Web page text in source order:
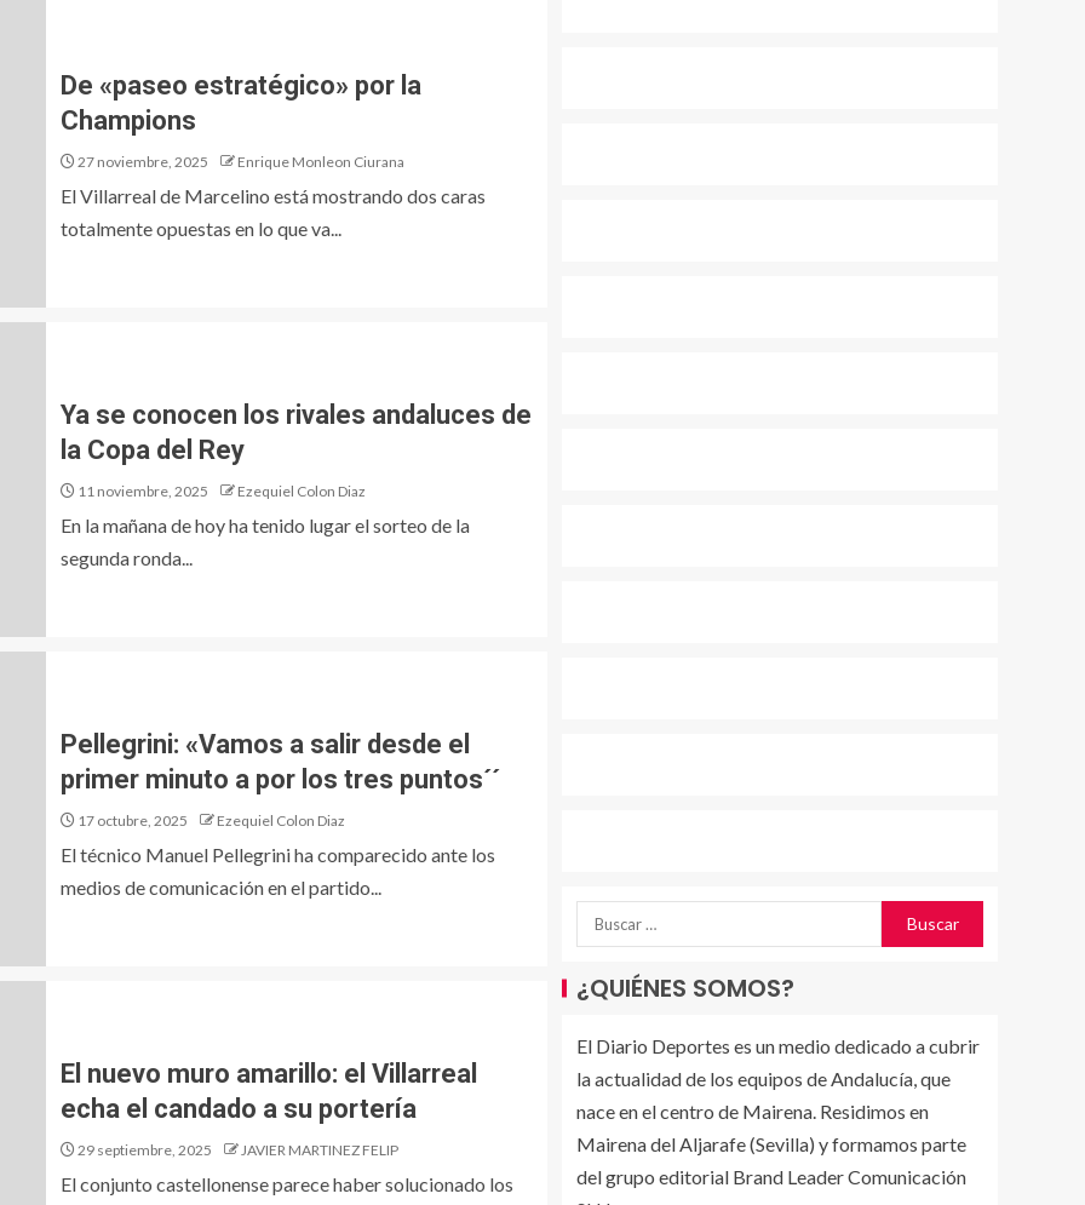
De «paseo estratégico» por la
Champions
27 noviembre, 2025 Enrique Monleon Ciurana
El Villarreal de Marcelino está mostrando dos caras
totalmente opuestas en lo que va...
Ya se conocen los rivales andaluces de
la Copa del Rey
11 noviembre, 2025 Ezequiel Colon Diaz
En la mañana de hoy ha tenido lugar el sorteo de la
segunda ronda...
Pellegrini: «Vamos a salir desde el
primer minuto a por los tres puntos´´
17 octubre, 2025 Ezequiel Colon Diaz
El técnico Manuel Pellegrini ha comparecido ante los
medios de comunicación en el partido...
El nuevo muro amarillo: el Villarreal
echa el candado a su portería
29 septiembre, 2025 JAVIER MARTINEZ FELIP
El conjunto castellonense parece haber solucionado los
¿QUIÉNES SOMOS?
El Diario Deportes es un medio dedicado a cubrir
la actualidad de los equipos de Andalucía, que
nace en el centro de Mairena. Residimos en
Mairena del Aljarafe (Sevilla) y formamos parte
del grupo editorial Brand Leader Comunicación